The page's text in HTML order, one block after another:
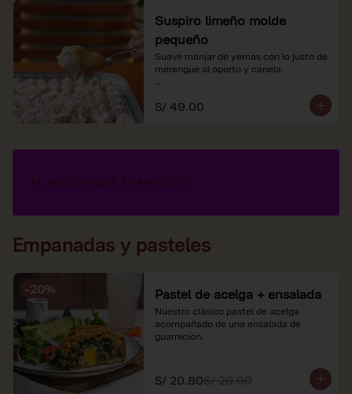
Suspiro limeño molde
pequeño
Suave manjar de yemas con lo justo de
merengue al oporto y canela.
*Nuestros precios están expresados en
soles e incluyen impuestos de ley y
S/ 49.00
Empanadas y pasteles
-20% Pastel de acelga + ensalada
Nuestro clásico pastel de acelga
acompañado de una ensalada de
guarnición.
S/ 20.80S/ 26.00